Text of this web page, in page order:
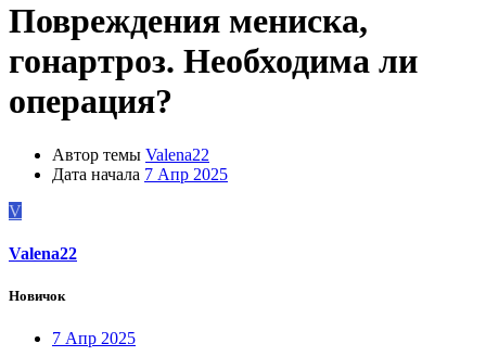
Повреждения мениска,
гонартроз. Необходима ли
операция?
Автор темы Valena22
Дата начала 7 Апр 2025
V
Valena22
Новичок
7 Апр 2025